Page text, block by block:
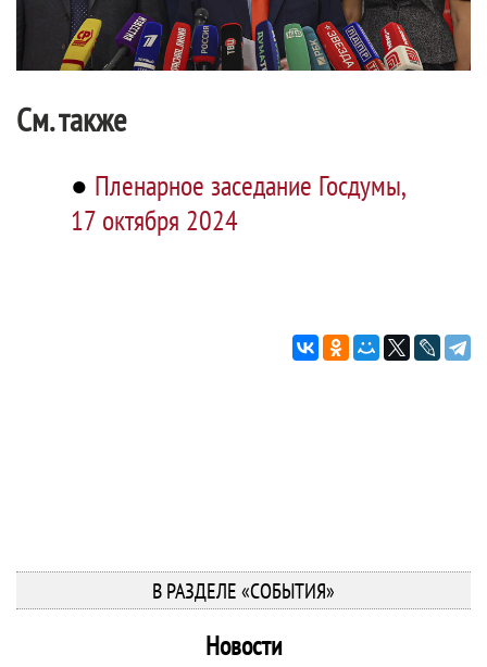
См. также
● Пленарное заседание Госдумы,
17 октября 2024
В РАЗДЕЛЕ «СОБЫТИЯ»
Новости